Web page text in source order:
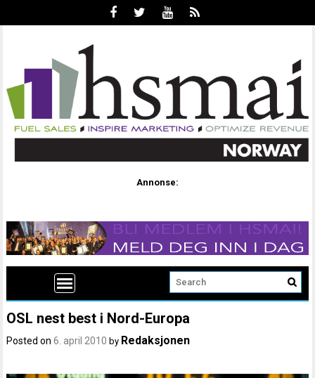
Annonse:
OSL nest best i Nord-Europa
Posted on6. april 2010 by Redaksjonen